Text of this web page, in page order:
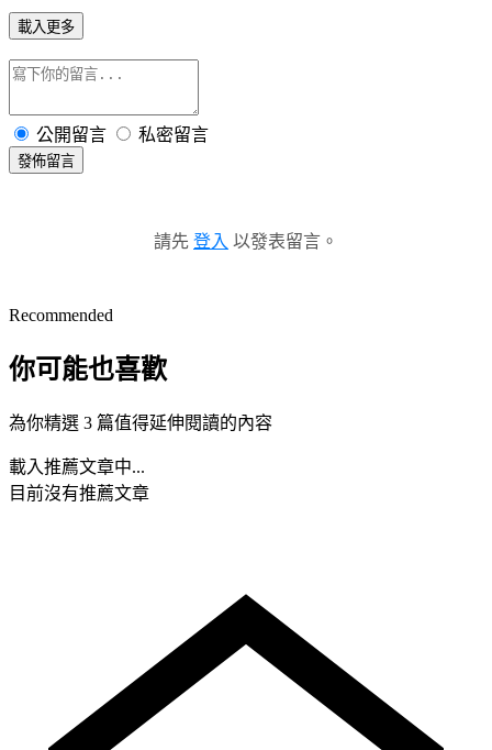
載入更多
公開留言 私密留言
發佈留言
請先 登入 以發表留言。
Recommended
你可能也喜歡
為你精選 3 篇值得延伸閱讀的內容
載入推薦文章中...
目前沒有推薦文章